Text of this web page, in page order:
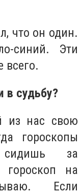
что он один.
синий. Эти
всего.
в судьбу?
из нас свою
гороскопы
сидишь за
на
Если